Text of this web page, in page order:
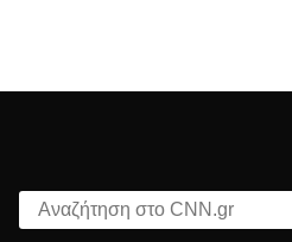
Αναζήτηση στο CNN.gr